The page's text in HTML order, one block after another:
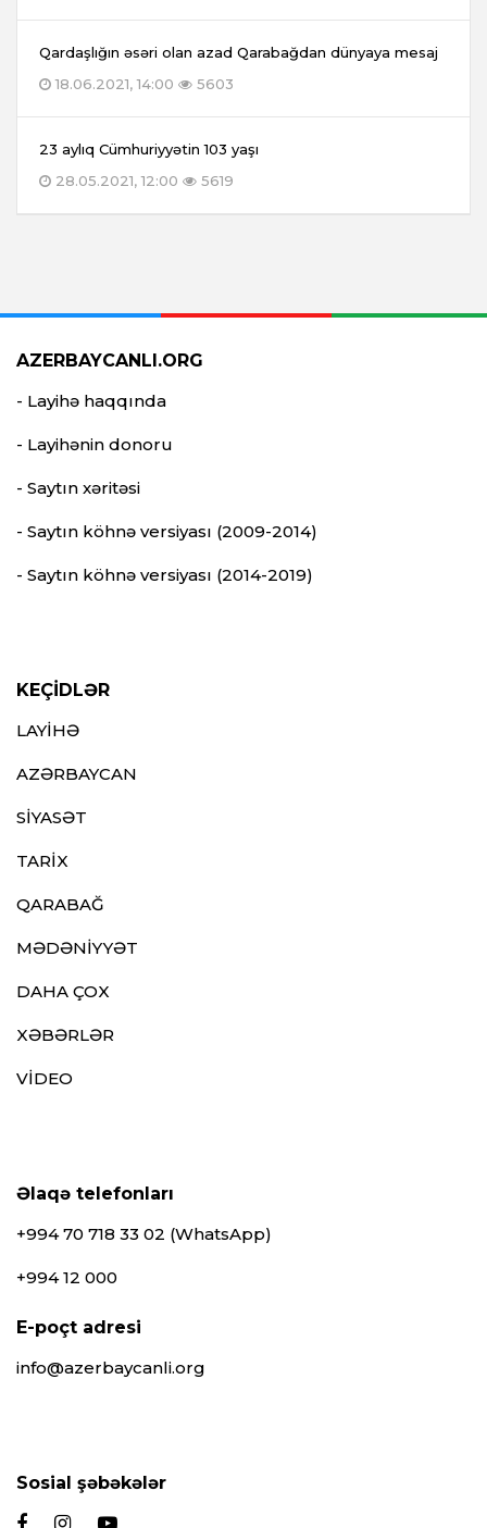
Qardaşlığın əsəri olan azad Qarabağdan dünyaya mesaj
18.06.2021, 14:00
5603
23 aylıq Cümhuriyyətin 103 yaşı
28.05.2021, 12:00
5619
AZERBAYCANLI.ORG
- Layihə haqqında
- Layihənin donoru
- Saytın xəritəsi
- Saytın köhnə versiyası (2009-2014)
- Saytın köhnə versiyası (2014-2019)
KEÇİDLƏR
LAYİHƏ
AZƏRBAYCAN
SİYASƏT
TARİX
QARABAĞ
MƏDƏNİYYƏT
DAHA ÇOX
XƏBƏRLƏR
VİDEO
Əlaqə telefonları
+994 70 718 33 02 (WhatsApp)
+994 12 000
E-poçt adresi
info@azerbaycanli.org
Sosial şəbəkələr